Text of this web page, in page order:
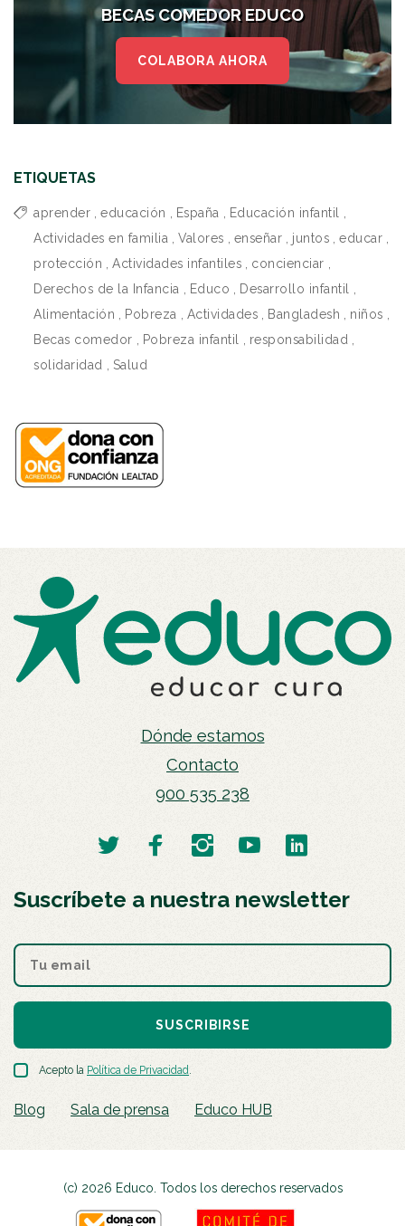
BECAS COMEDOR EDUCO
COLABORA AHORA
ETIQUETAS
aprender , educación , España , Educación infantil ,
Actividades en familia , Valores , enseñar , juntos , educar ,
protección , Actividades infantiles , concienciar ,
Derechos de la Infancia , Educo , Desarrollo infantil ,
Alimentación , Pobreza , Actividades , Bangladesh , niños ,
Becas comedor , Pobreza infantil , responsabilidad ,
solidaridad , Salud
Dónde estamos
Contacto
900 535 238
Suscríbete a nuestra newsletter
SUSCRIBIRSE
Acepto la Política de Privacidad.
Blog Sala de prensa Educo HUB
(c) 2026 Educo. Todos los derechos reservados